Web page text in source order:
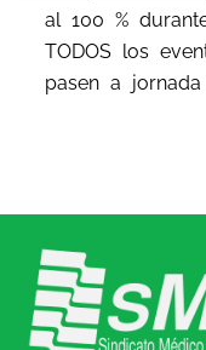
al 100 %
TODOS los
pasen a